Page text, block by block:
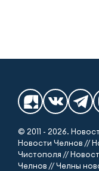
© 2011 - 2026.
Новости Челнов //
Чистополя //
Челнов // Челны